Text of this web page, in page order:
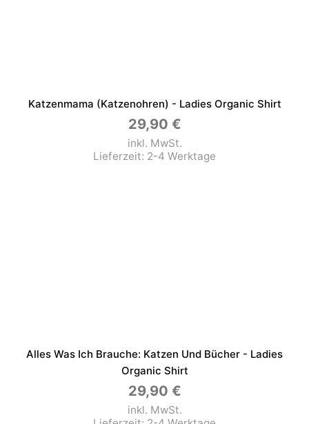
Katzenmama (Katzenohren) - Ladies Organic Shirt
29,90 €
inkl. MwSt.
Lieferzeit: 2-4 Werktage
Alles Was Ich Brauche: Katzen Und Bücher - Ladies
Organic Shirt
29,90 €
inkl. MwSt.